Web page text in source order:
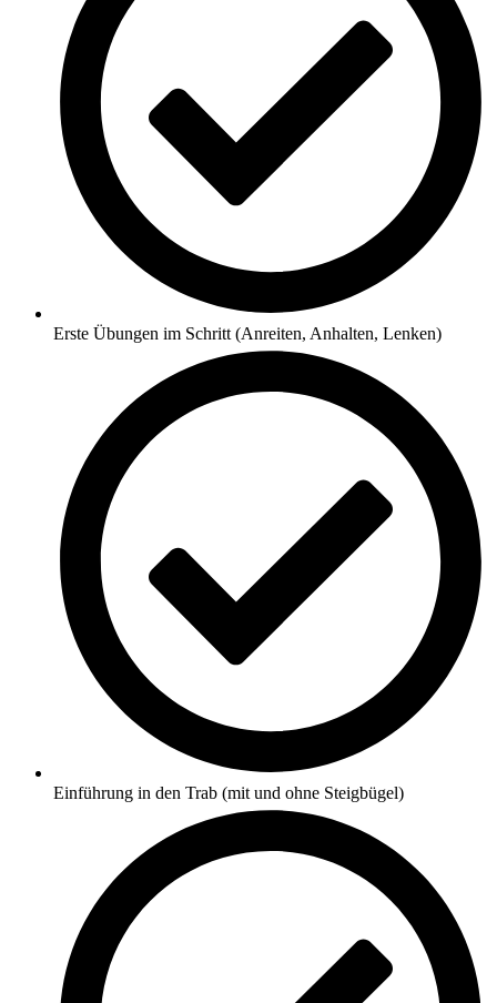
Erste Übungen im Schritt (Anreiten, Anhalten, Lenken)
Einführung in den Trab (mit und ohne Steigbügel)